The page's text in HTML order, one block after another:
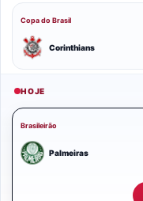
Copa do Brasil
Corinthians
HOJE
Brasileirão
Palmeiras